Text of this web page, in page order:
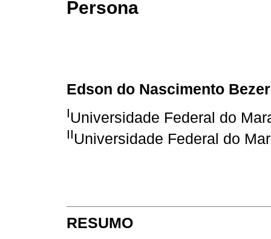
Persona
Edson do Nascimento
IUniversidade Federal do
IIUniversidade Federal do
RESUMO